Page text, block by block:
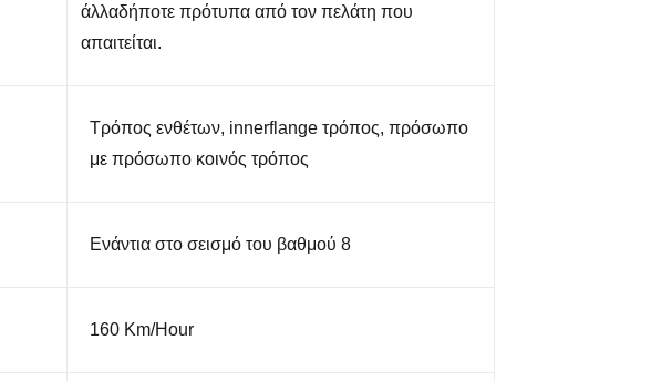
άλλαδήποτε πρότυπα από τον πελάτη που
απαιτείται.
Τρόπος ενθέτων, innerflange τρόπος, πρόσωπο
με πρόσωπο κοινός τρόπος
Ενάντια στο σεισμό του βαθμού 8
160 Km/Hour